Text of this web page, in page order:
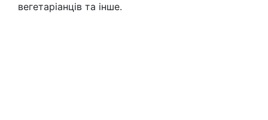
вегетаріанців та інше.